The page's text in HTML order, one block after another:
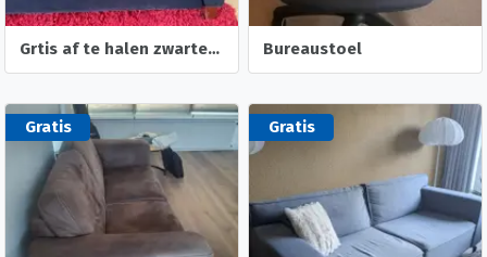
Grtis af te halen zwarte bank Bureaustoel
Gratis Gratis